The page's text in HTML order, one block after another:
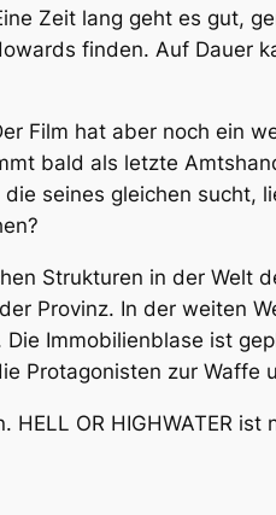
Zeit lang geht es gut,
finden. Auf Dauer
Film hat aber noch ein
bald als letzte
seines gleichen
Strukturen in der
Provinz. In der weiten
Immobilienblase ist
Protagonisten zur Waffe
OR HIGHWATER